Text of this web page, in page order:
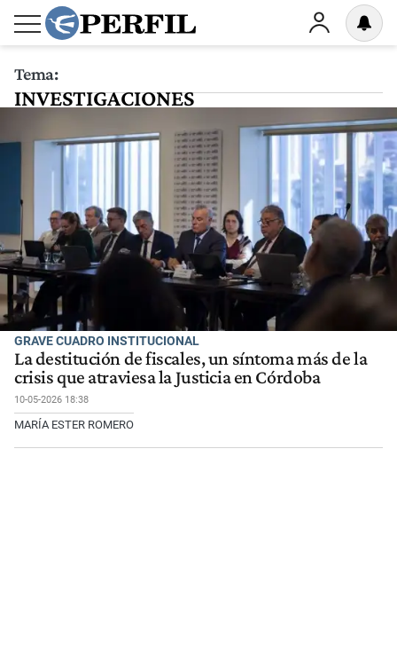
Tema:
INVESTIGACIONES
JURISDICCIONALES
GRAVE CUADRO INSTITUCIONAL
La destitución de fiscales, un síntoma más de la
crisis que atraviesa la Justicia en Córdoba
10-05-2026 18:38
MARÍA ESTER ROMERO